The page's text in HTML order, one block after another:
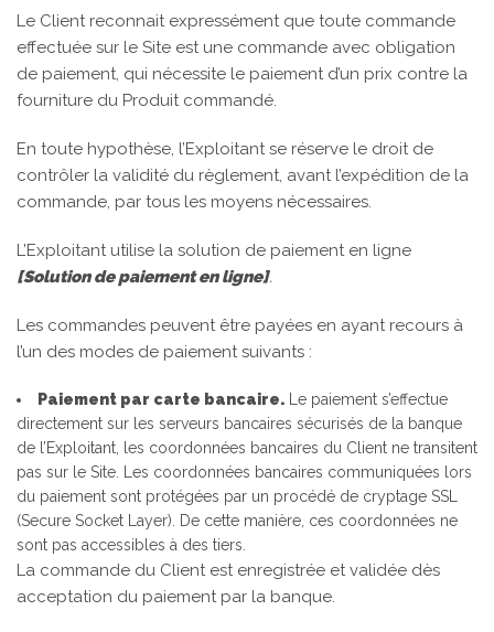
Le Client reconnait expressément que toute commande
effectuée sur le Site est une commande avec obligation
de paiement, qui nécessite le paiement d’un prix contre la
fourniture du Produit commandé.
En toute hypothèse, l’Exploitant se réserve le droit de
contrôler la validité du règlement, avant l’expédition de la
commande, par tous les moyens nécessaires.
L’Exploitant utilise la solution de paiement en ligne
[Solution de paiement en ligne].
Les commandes peuvent être payées en ayant recours à
l’un des modes de paiement suivants :
Paiement par carte bancaire. Le paiement s’effectue
directement sur les serveurs bancaires sécurisés de la banque
de l’Exploitant, les coordonnées bancaires du Client ne transitent
pas sur le Site. Les coordonnées bancaires communiquées lors
du paiement sont protégées par un procédé de cryptage SSL
(Secure Socket Layer). De cette manière, ces coordonnées ne
sont pas accessibles à des tiers.
La commande du Client est enregistrée et validée dès
acceptation du paiement par la banque.